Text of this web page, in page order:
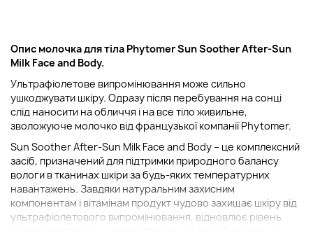
Опис молочка для тіла Phytomer Sun Soother After-Sun
Milk Face and Body.
Ультрафіолетове випромінювання може сильно
ушкоджувати шкіру. Одразу після перебування на сонці
слід наносити на обличчя і на все тіло живильне,
зволожуюче молочко від французької компанії Phytomer.
Sun Soother After-Sun Milk Face and Body – це комплексний
засіб, призначений для підтримки природного балансу
вологи в тканинах шкіри за будь-яких температурних
навантажень. Завдяки натуральним захисним
компонентам і вітамінам продукт чудово захищає шкіру від
ультрафіолетового випромінювання, відновлює рівень